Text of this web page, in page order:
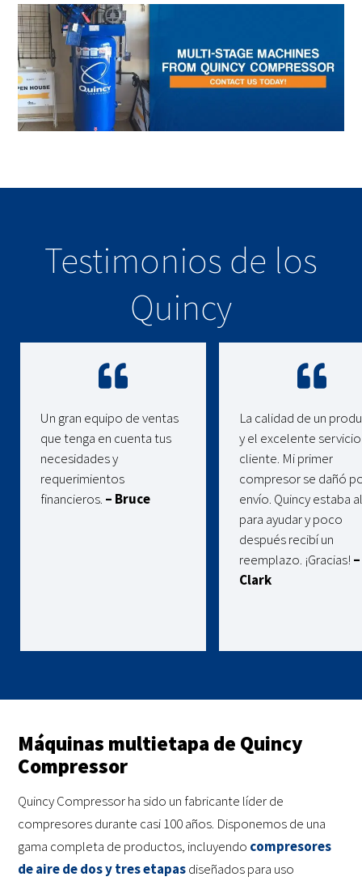
Testimonios de los
Quincy
Un gran equipo de ventas
que tenga en cuenta tus
necesidades y
requerimientos
financieros. – Bruce
La calidad de un
y el excelente
cliente. Mi primer
compresor se dañó
envío. Quincy estaba
para ayudar y poco
después recibí un
reemplazo. ¡Gracias! –
Clark
Máquinas multietapa de Quincy
Compressor
Quincy Compressor ha sido un fabricante líder de
compresores durante casi 100 años. Disponemos de una
gama completa de productos, incluyendo compresores
de aire de dos y tres etapasdiseñados para uso